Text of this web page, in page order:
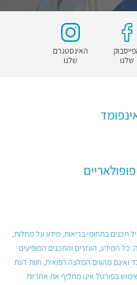
שלנו
האינסטגרם
שלנו
תכנים בתחומי בריאות, מידע על מחלות,
כל המידע, העזרים והתכנים המופיעים
ואינם מהווים המלצה רפואית, חוות דעת
בפורטל אינו מחליף את אחריות